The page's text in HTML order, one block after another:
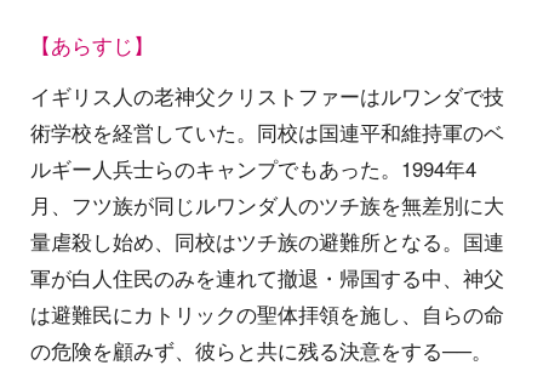
【あらすじ】
イギリス人の老神父クリストファーはルワンダで技
術学校を経営していた。同校は国連平和維持軍のベ
ルギー人兵士らのキャンプでもあった。1994年4
月、フツ族が同じルワンダ人のツチ族を無差別に大
量虐殺し始め、同校はツチ族の避難所となる。国連
軍が白人住民のみを連れて撤退・帰国する中、神父
は避難民にカトリックの聖体拝領を施し、自らの命
の危険を顧みず、彼らと共に残る決意をする──。